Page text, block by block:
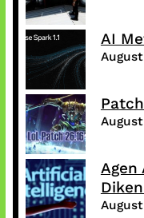
AI
Agen